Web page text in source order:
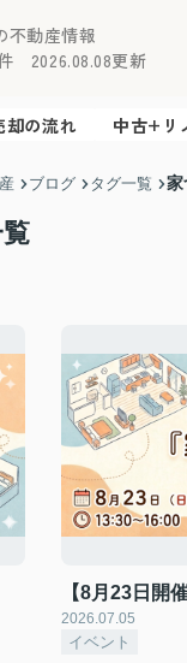
不動産情報
2026.08.08更新
却の流れ 中古+リ
ブログ タグ一覧 家
【8月23日開
2026.07.05
イベント